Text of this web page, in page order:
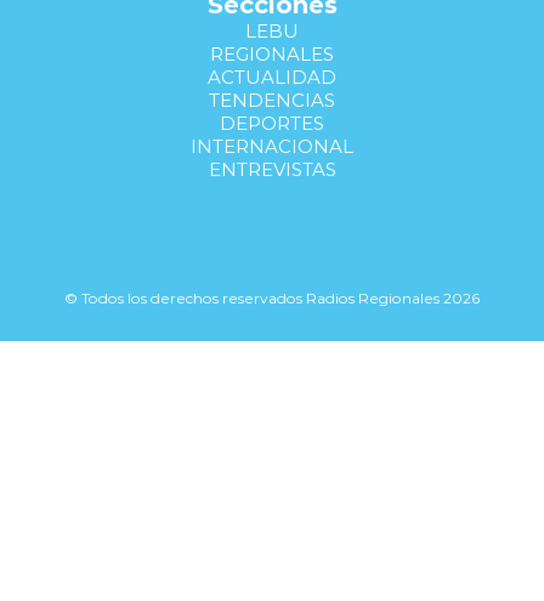
LEBU
REGIONALES
ACTUALIDAD
TENDENCIAS
DEPORTES
INTERNACIONAL
ENTREVISTAS
© Todos los derechos reservados Radios Regionales 2026